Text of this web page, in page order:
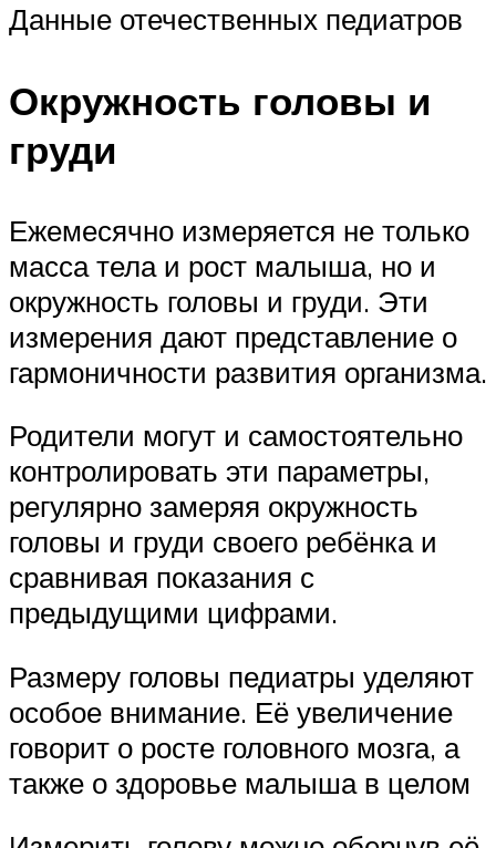
Данные отечественных педиатров
Окружность головы и
груди
Ежемесячно измеряется не только
масса тела и рост малыша, но и
окружность головы и груди. Эти
измерения дают представление о
гармоничности развития организма.
Родители могут и самостоятельно
контролировать эти параметры,
регулярно замеряя окружность
головы и груди своего ребёнка и
сравнивая показания с
предыдущими цифрами.
Размеру головы педиатры уделяют
особое внимание. Её увеличение
говорит о росте головного мозга, а
также о здоровье малыша в целом